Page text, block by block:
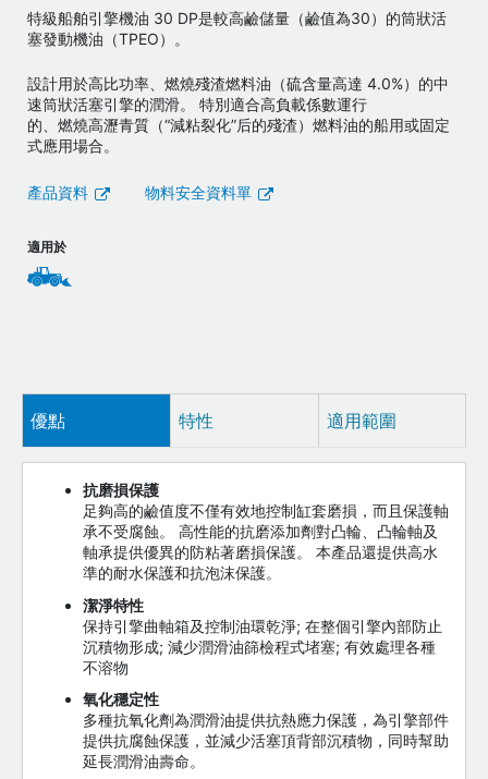
特級船舶引擎機油 30 DP是較高鹼儲量（鹼值為30）的筒狀活
塞發動機油（TPEO）。
設計用於高比功率、燃燒殘渣燃料油（硫含量高達 4.0%）的中
速筒狀活塞引擎的潤滑。 特別適合高負載係數運行
的、燃燒高瀝青質（“減粘裂化”后的殘渣）燃料油的船用或固定
式應用場合。
產品資料 物料安全資料單
適用於
優點 特性 適用範圍
抗磨損保護
足夠高的鹼值度不僅有效地控制缸套磨損，而且保護軸
承不受腐蝕。 高性能的抗磨添加劑對凸輪、凸輪軸及
軸承提供優異的防粘著磨損保護。 本產品還提供高水
準的耐水保護和抗泡沫保護。
潔淨特性
保持引擎曲軸箱及控制油環乾淨; 在整個引擎內部防止
沉積物形成; 減少潤滑油篩檢程式堵塞; 有效處理各種
不溶物
氧化穩定性
多種抗氧化劑為潤滑油提供抗熱應力保護，為引擎部件
提供抗腐蝕保護，並減少活塞頂背部沉積物，同時幫助
延長潤滑油壽命。